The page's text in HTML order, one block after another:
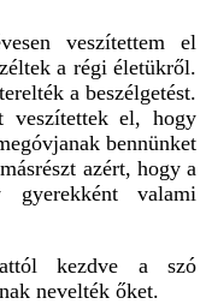
veszítettem el
a régi életükről.
a beszélgetést.
veszítettek el, hogy
bennünket
azért, hogy a
gyerekként valami
kezdve a szó
nevelték őket.